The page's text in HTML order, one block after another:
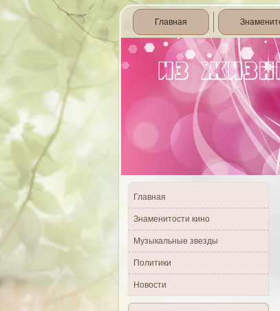
Главная
Главная
Знаменитости кино
Музыкальные звезды
Политики
Новости